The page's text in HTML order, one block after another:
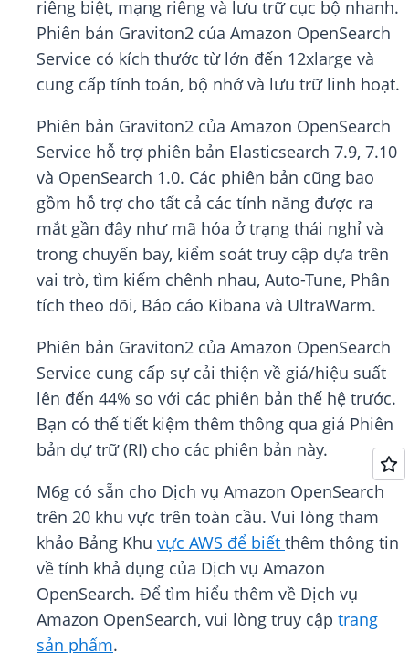
riêng biệt, mạng riêng và lưu trữ cục bộ nhanh.
Phiên bản Graviton2 của Amazon OpenSearch
Service có kích thước từ lớn đến 12xlarge và
cung cấp tính toán, bộ nhớ và lưu trữ linh hoạt.
Phiên bản Graviton2 của Amazon OpenSearch
Service hỗ trợ phiên bản Elasticsearch 7.9, 7.10
và OpenSearch 1.0. Các phiên bản cũng bao
gồm hỗ trợ cho tất cả các tính năng được ra
mắt gần đây như mã hóa ở trạng thái nghỉ và
trong chuyến bay, kiểm soát truy cập dựa trên
vai trò, tìm kiếm chênh nhau, Auto-Tune, Phân
tích theo dõi, Báo cáo Kibana và UltraWarm.
Phiên bản Graviton2 của Amazon OpenSearch
Service cung cấp sự cải thiện về giá/hiệu suất
lên đến 44% so với các phiên bản thế hệ trước.
Bạn có thể tiết kiệm thêm thông qua giá Phiên
bản dự trữ (RI) cho các phiên bản này.
M6g có sẵn cho Dịch vụ Amazon OpenSearch
trên 20 khu vực trên toàn cầu. Vui lòng tham
khảo Bảng Khu vực AWS để biết thêm thông tin
về tính khả dụng của Dịch vụ Amazon
OpenSearch. Để tìm hiểu thêm về Dịch vụ
Amazon OpenSearch, vui lòng truy cập trang
sản phẩm.